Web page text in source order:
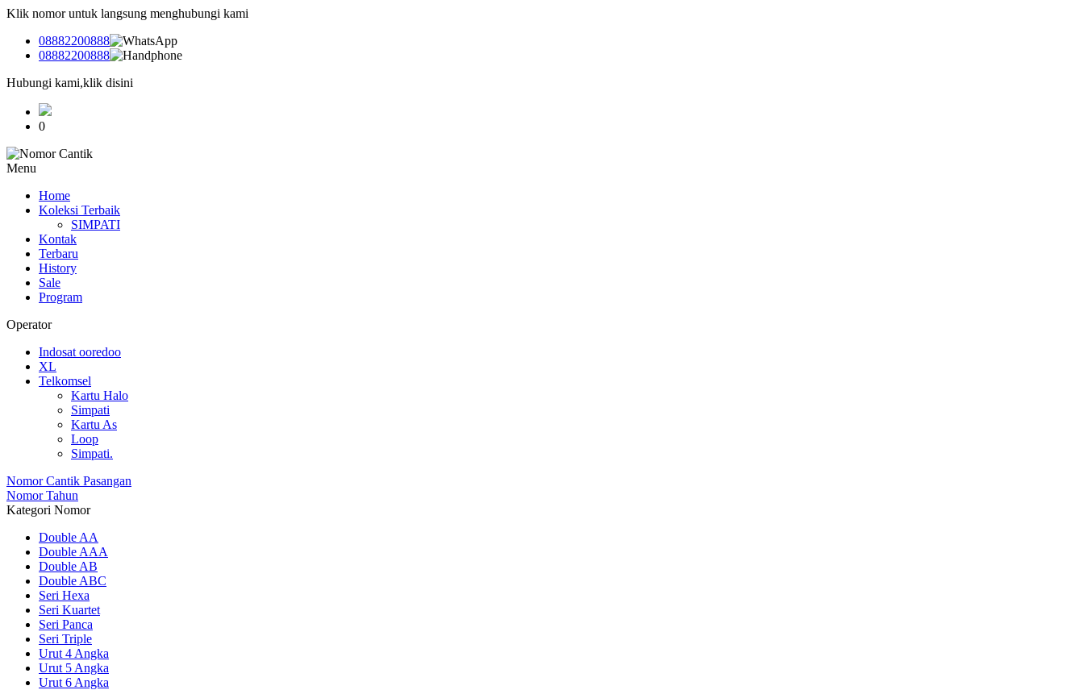
Klik nomor untuk langsung menghubungi kami
08882200888
08882200888
Hubungi kami,klik disini
0
Menu
Home
Koleksi Terbaik
SIMPATI
Kontak
Terbaru
History
Sale
Program
Operator
Indosat ooredoo
XL
Telkomsel
Kartu Halo
Simpati
Kartu As
Loop
Simpati.
Nomor Cantik Pasangan
Nomor Tahun
Kategori Nomor
Double AA
Double AAA
Double AB
Double ABC
Seri Hexa
Seri Kuartet
Seri Panca
Seri Triple
Urut 4 Angka
Urut 5 Angka
Urut 6 Angka